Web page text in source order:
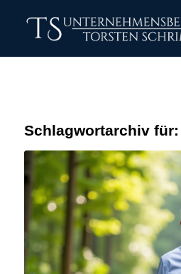
Schlagwortarchiv für: